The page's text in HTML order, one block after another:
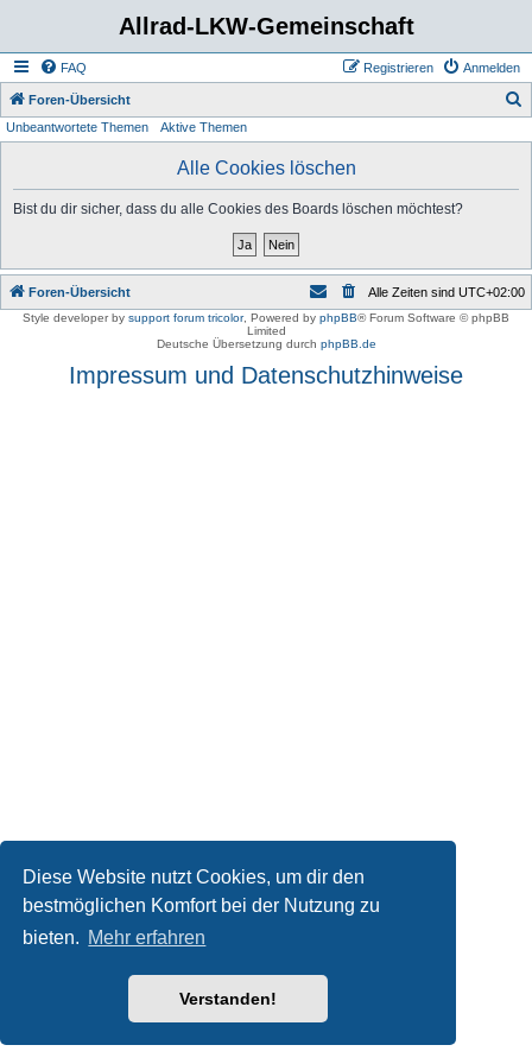
Diese Website nutzt Cookies, um dir den
bestmöglichen Komfort bei der Nutzung zu
bieten. Mehr erfahren
Verstanden!
Allrad-LKW-Gemeinschaft
FAQ Anmelden
Registrieren
Foren-Übersicht
Unbeantwortete Themen Aktive Themen
Alle Cookies löschen
Bist du dir sicher, dass du alle Cookies des Boards löschen möchtest?
Foren-Übersicht Alle Zeiten sind UTC+02:00
Style developer by support forum tricolor, Powered by phpBB® Forum Software © phpBB
Limited
Deutsche Übersetzung durch phpBB.de
Impressum und Datenschutzhinweise